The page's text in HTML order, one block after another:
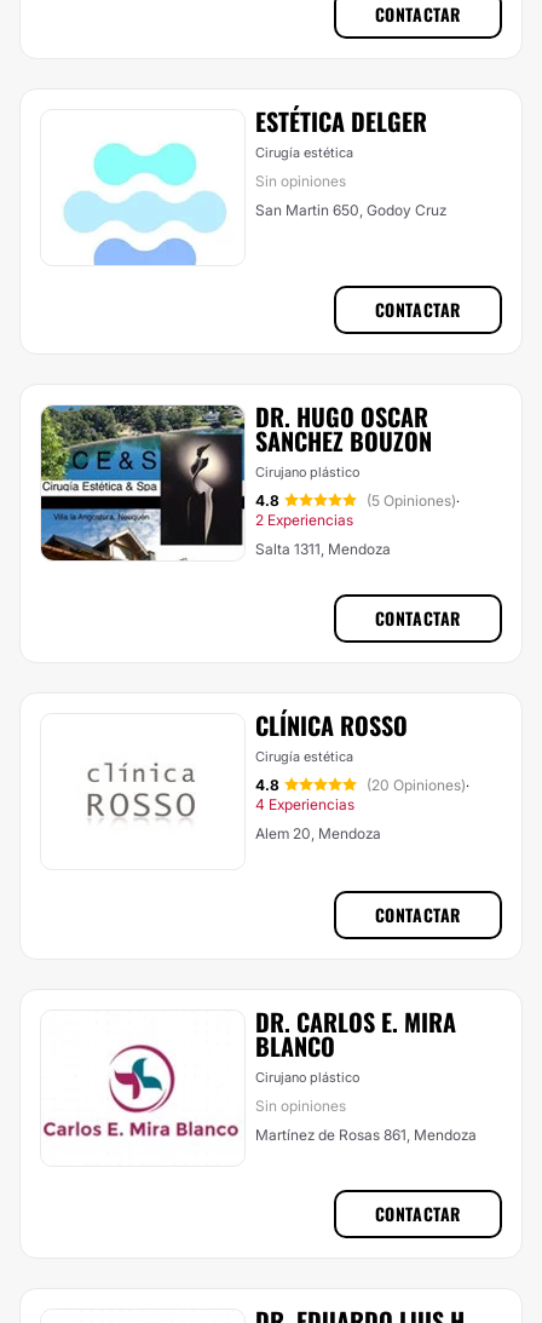
CONTACTAR
ESTÉTICA DELGER
Cirugía estética
Sin opiniones
San Martin 650, Godoy Cruz
CONTACTAR
DR. HUGO OSCAR
SANCHEZ BOUZON
Cirujano plástico
4.8 (5 Opiniones)·
2 Experiencias
Salta 1311, Mendoza
CONTACTAR
CLÍNICA ROSSO
Cirugía estética
4.8 (20 Opiniones)·
4 Experiencias
Alem 20, Mendoza
CONTACTAR
DR. CARLOS E. MIRA
BLANCO
Cirujano plástico
Sin opiniones
Martínez de Rosas 861, Mendoza
CONTACTAR